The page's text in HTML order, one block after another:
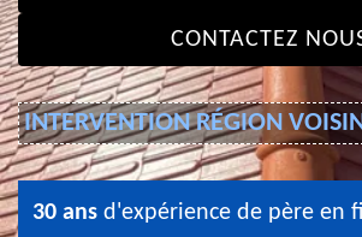
CONTACTEZ
INTERVENTION RÉGION
30 ans d'expérience de père en